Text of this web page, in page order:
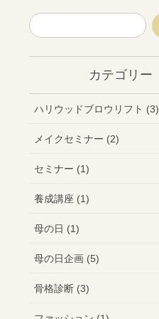
カテゴリー
ハリウッドブロウリフト (3)
メイクセミナー (2)
セミナー (1)
養成講座 (1)
母の日 (1)
母の日企画 (5)
骨格診断 (3)